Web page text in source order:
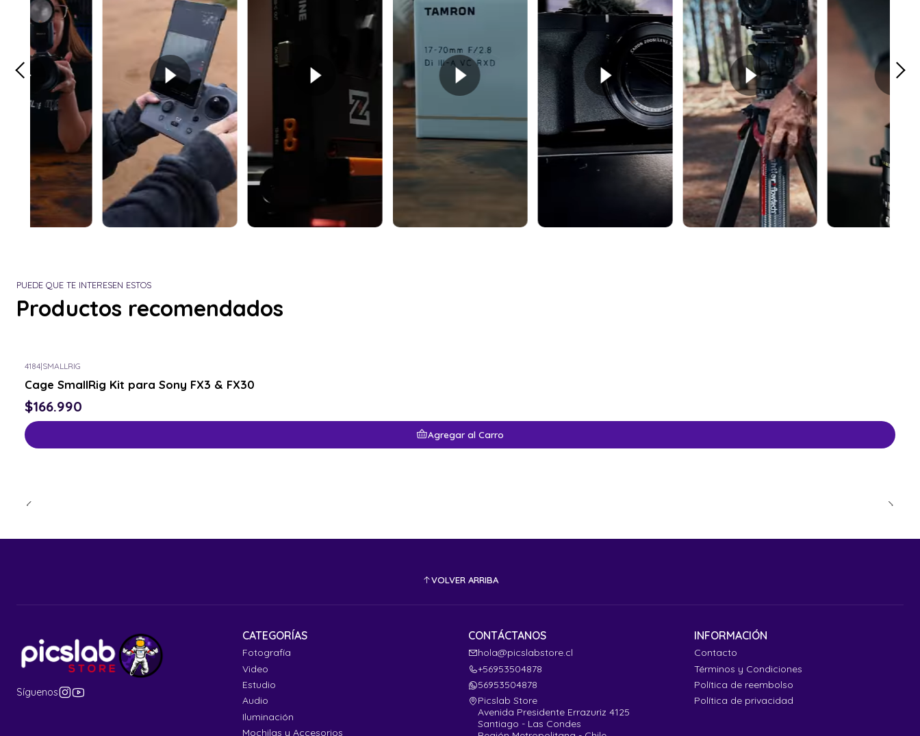
PUEDE QUE TE INTERESEN ESTOS
Productos recomendados
4184|SMALLRIG
Cage SmallRig Kit para Sony FX3 & FX30
$166.990
Agregar al Carro
VOLVER ARRIBA
Síguenos
CATEGORÍAS
Fotografía
Video
Estudio
Audio
Iluminación
Mochilas y Accesorios
CONTÁCTANOS
hola@picslabstore.cl
+56953504878
56953504878
Picslab Store
Avenida Presidente Errazuriz 4125
Santiago - Las Condes
INFORMACIÓN
Contacto
Términos y Condiciones
Política de reembolso
Política de privacidad